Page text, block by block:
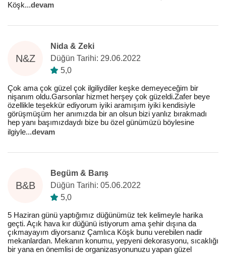
Köşk...devam
N&Z
Nida & Zeki
Düğün Tarihi: 29.06.2022
5,0
Çok ama çok güzel çok ilgiliydiler keşke demeyeceğim bir
nişanım oldu.Garsonlar hizmet herşey çok güzeldi.Zafer beye
özellikle teşekkür ediyorum iyiki aramışım iyiki kendisiyle
görüşmüşüm her anımızda bir an olsun bizi yanlız bırakmadı
hep yanı başımızdaydı bize bu özel günümüzü böylesine
ilgiyle...devam
B&B
Begüm & Barış
Düğün Tarihi: 05.06.2022
5,0
5 Haziran günü yaptığımız düğünümüz tek kelimeyle harika
geçti. Açık hava kır düğünü istiyorum ama şehir dışına da
çıkmayayım diyorsanız Çamlıca Köşk bunu verebilen nadir
mekanlardan. Mekanın konumu, yepyeni dekorasyonu, sıcaklığı
bir yana en önemlisi de organizasyonunuzu yapan güzel